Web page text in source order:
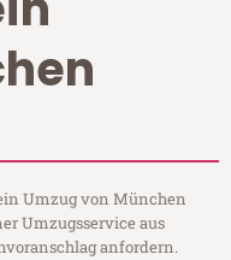
Umzug von München
Umzugsservice aus
anfordern.